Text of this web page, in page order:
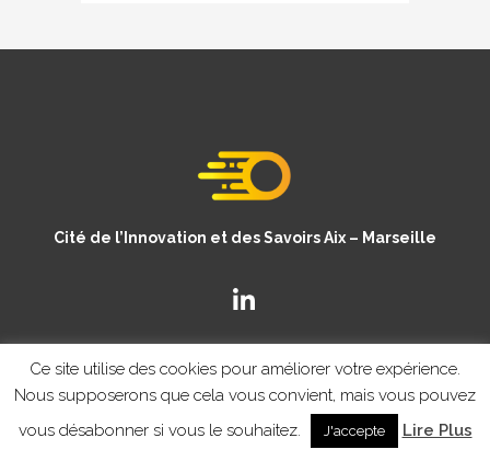
Cité de l’Innovation et des Savoirs Aix – Marseille
© Copyright CISAM 2020- MENTIONS LEGALES
Ce site utilise des cookies pour améliorer votre expérience.
Nous supposerons que cela vous convient, mais vous pouvez
vous désabonner si vous le souhaitez.
J'accepte Lire Plus